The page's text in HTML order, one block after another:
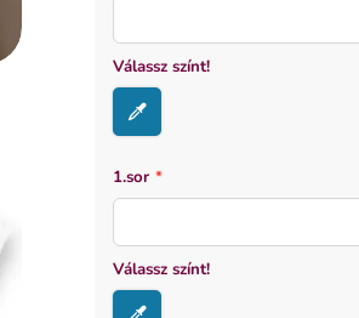
Válassz színt!
1.sor *
Válassz színt!